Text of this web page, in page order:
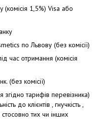
1,5%) Visa або
по Львову (без комісії)
час отримання (комісія
(без комісії)
тарифів перевізника)
до клієнтів , гнучкість ,
стосовно тих чи інших